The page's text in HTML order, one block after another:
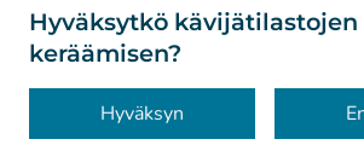
Hyväksytkö kävijätilastojen
keräämisen?
Hyväksyn
Tietoa sivustosta
Saavutettavuus
Evästeet